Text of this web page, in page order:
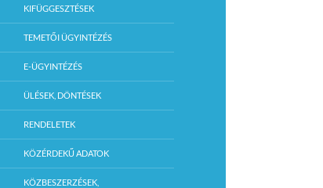
KIFÜGGESZTÉSEK
TEMETŐI ÜGYINTÉZÉS
E-ÜGYINTÉZÉS
ÜLÉSEK, DÖNTÉSEK
RENDELETEK
KÖZÉRDEKŰ ADATOK
KÖZBESZERZÉSEK,